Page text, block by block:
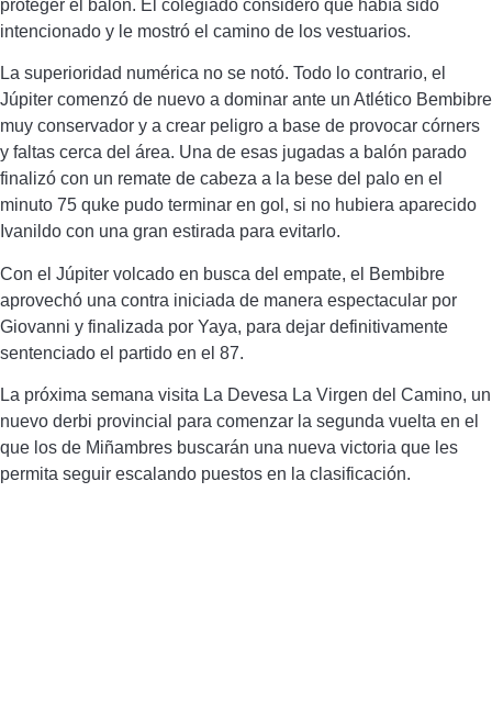
proteger el balón. El colegiado consideró que había sido
intencionado y le mostró el camino de los vestuarios.
La superioridad numérica no se notó. Todo lo contrario, el
Júpiter comenzó de nuevo a dominar ante un Atlético Bembibre
muy conservador y a crear peligro a base de provocar córners
y faltas cerca del área. Una de esas jugadas a balón parado
finalizó con un remate de cabeza a la bese del palo en el
minuto 75 quke pudo terminar en gol, si no hubiera aparecido
Ivanildo con una gran estirada para evitarlo.
Con el Júpiter volcado en busca del empate, el Bembibre
aprovechó una contra iniciada de manera espectacular por
Giovanni y finalizada por Yaya, para dejar definitivamente
sentenciado el partido en el 87.
La próxima semana visita La Devesa La Virgen del Camino, un
nuevo derbi provincial para comenzar la segunda vuelta en el
que los de Miñambres buscarán una nueva victoria que les
permita seguir escalando puestos en la clasificación.